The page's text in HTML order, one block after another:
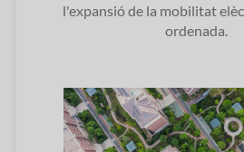
l'expansió de la mobilitat
ordenada.